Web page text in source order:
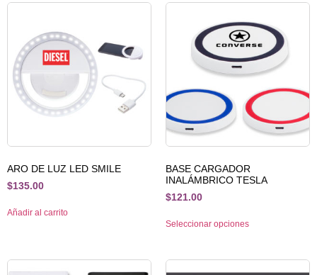
ARO DE LUZ LED SMILE
$135.00
Añadir al carrito
BASE CARGADOR
INALÁMBRICO TESLA
$121.00
Seleccionar opciones